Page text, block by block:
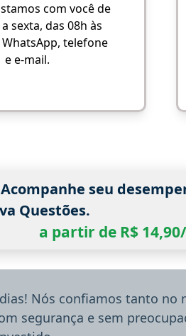
com você de
sexta, das 08h às
WhatsApp, telefone
e e-mail.
seu
Questões.
a partir de R$
Nós confiamos tanto
segurança e sem